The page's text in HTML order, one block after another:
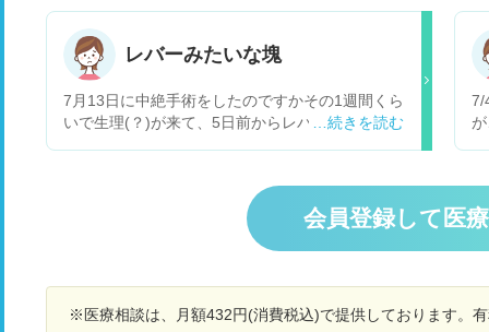
す。 同じ頃から下痢や軟便になり今は便秘３日目
です。おへそのすぐ上あたりに何かが詰まってる
ような苦しさがあり食後にひどくなります。食後
苦しくて吐きたいという気持ちになります。
元々、機能性ディスペプシアと過敏性腸症候群が
あるため、胃腸が張ったり苦しくなったり、下痢
症状が出ておへそ周りピンポイントでというのは
あまりなかったので気になっています。便秘もた
まにはあるけどいつもは快便な方だと思います。
す。その時退院してから1ヶ月以上、おへそ周り
だけ筋肉痛のような痛みやつっぱり感があり、今
レバーみたいな塊
7月13日に中絶手術をしたのですかその1週間くら
いで生理(？)が来て、5日前からレバーみたいな塊
そのせいなのか仕事に出勤したくても、だるさ、
眠気、嫌悪感、それらがあって仕事が出来なくな
ってます。 立ちくらみも酷くて困ってます、 も
し、病院に行くとしたら、中絶手術を行った場所
7/
会員登録して医
※医療相談は、月額432円(消費税込)で提供しております。